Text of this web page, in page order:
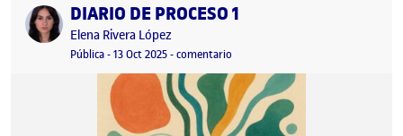
Publicado porDIARIO DE PROCESO 1
Publicado por
Elena Rivera López
Visibilidad:
Pública-Fecha de publicación
13 Oct 2025-comentario